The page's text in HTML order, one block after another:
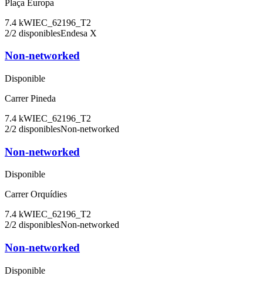
Plaça Europa
7.4 kWIEC_62196_T2
2/2 disponiblesEndesa X
Non-networked
Disponible
Carrer Pineda
7.4 kWIEC_62196_T2
2/2 disponiblesNon-networked
Non-networked
Disponible
Carrer Orquídies
7.4 kWIEC_62196_T2
2/2 disponiblesNon-networked
Non-networked
Disponible